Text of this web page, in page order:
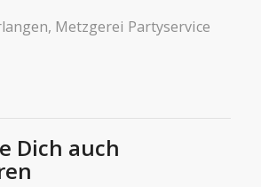
, Metzgerei Partyservice
Dich auch